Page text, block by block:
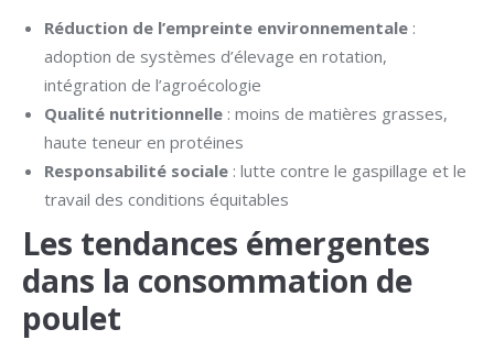
Réduction de l’empreinte environnementale :
adoption de systèmes d’élevage en rotation,
intégration de l’agroécologie
Qualité nutritionnelle : moins de matières grasses,
haute teneur en protéines
Responsabilité sociale : lutte contre le gaspillage et le
travail des conditions équitables
Les tendances émergentes
dans la consommation de
poulet